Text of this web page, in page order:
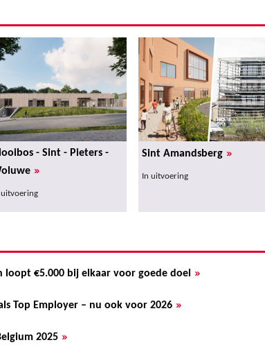
- Sint - Pieters -
»
uitvoering
Sint Amandsberg »
In uitvoering
€5.000 bij elkaar voor goede doel »
Top Employer – nu ook voor 2026 »
2025 »